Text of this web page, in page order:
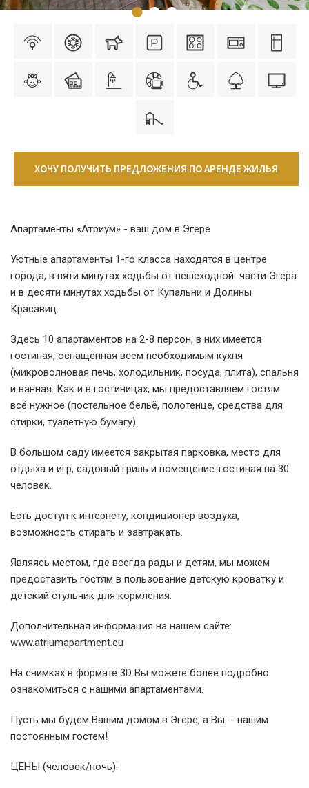
ХОЧУ ПОЛУЧИТЬ ПРЕДЛОЖЕНИЯ ПО АРЕНДЕ ЖИЛЬЯ
Апартаменты «Атриум» - ваш дом в Эгере
Уютные апартаменты 1-го класса находятся в центре
города, в пяти минутах ходьбы от пешеходной части Эгера
и в десяти минутах ходьбы от Купальни и Долины
Красавиц.
Здесь 10 апартаментов на 2-8 персон, в них имеется
гостиная, оснащённая всем необходимым кухня
(микроволновая печь, холодильник, посуда, плита), спальня
и ванная. Как и в гостиницах, мы предоставляем гостям
всё нужное (постельное бельё, полотенце, средства для
стирки, туалетную бумагу).
В большом саду имеется закрытая парковка, место для
отдыха и игр, садовый гриль и помещение-гостиная на 30
человек.
Есть доступ к интернету, кондиционер воздуха,
возможность стирать и завтракать.
Являясь местом, где всегда рады и детям, мы можем
предоставить гостям в пользование детскую кроватку и
детский стульчик для кормления.
Дополнительная информация на нашем сайте:
www.atriumapartment.eu
На снимках в формате 3D Вы можете более подробно
ознакомиться с нашими апартаментами.
Пусть мы будем Вашим домом в Эгере, а Вы - нашим
постоянным гостем!
ЦЕНЫ (человек/ночь):